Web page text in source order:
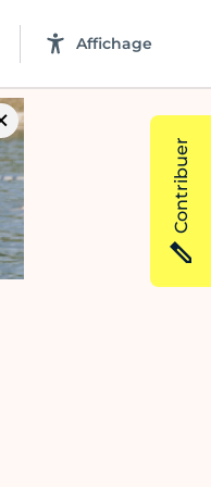
Affichage
Contribuer